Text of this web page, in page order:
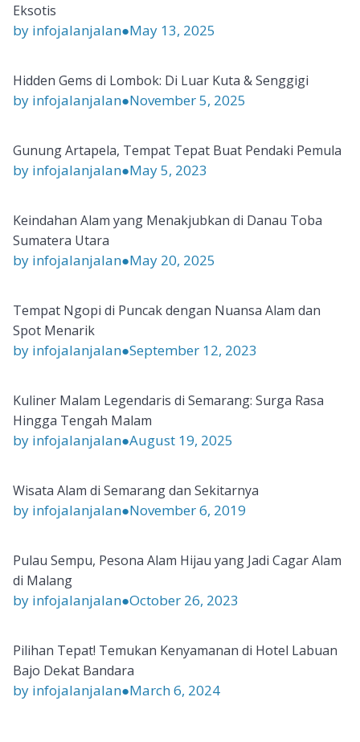
Eksotis
by infojalanjalan●May 13, 2025
Hidden Gems di Lombok: Di Luar Kuta & Senggigi
by infojalanjalan●November 5, 2025
Gunung Artapela, Tempat Tepat Buat Pendaki Pemula
by infojalanjalan●May 5, 2023
Keindahan Alam yang Menakjubkan di Danau Toba
Sumatera Utara
by infojalanjalan●May 20, 2025
Tempat Ngopi di Puncak dengan Nuansa Alam dan
Spot Menarik
by infojalanjalan●September 12, 2023
Kuliner Malam Legendaris di Semarang: Surga Rasa
Hingga Tengah Malam
by infojalanjalan●August 19, 2025
Wisata Alam di Semarang dan Sekitarnya
by infojalanjalan●November 6, 2019
Pulau Sempu, Pesona Alam Hijau yang Jadi Cagar Alam
di Malang
by infojalanjalan●October 26, 2023
Pilihan Tepat! Temukan Kenyamanan di Hotel Labuan
Bajo Dekat Bandara
by infojalanjalan●March 6, 2024